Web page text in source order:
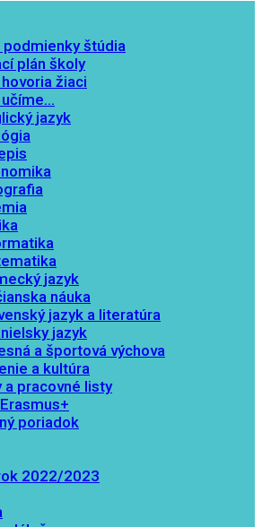
podmienky štúdia
plán školy
žiaci
jazyk
jazyk
náuka
jazyk a literatúra
jazyk
a športová výchova
a kultúra
a pracovné listy
poriadok
2022/2023